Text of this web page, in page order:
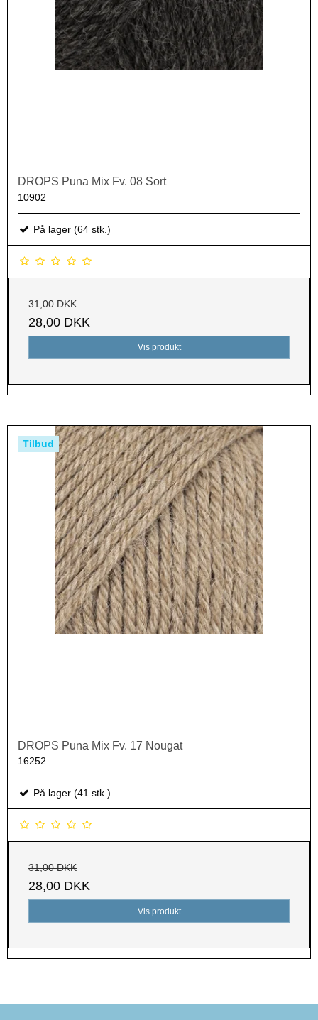
DROPS Puna Mix Fv. 08 Sort
10902
På lager (64 stk.)
31,00 DKK
28,00 DKK
Vis produkt
Tilbud
DROPS Puna Mix Fv. 17 Nougat
16252
På lager (41 stk.)
31,00 DKK
28,00 DKK
Vis produkt